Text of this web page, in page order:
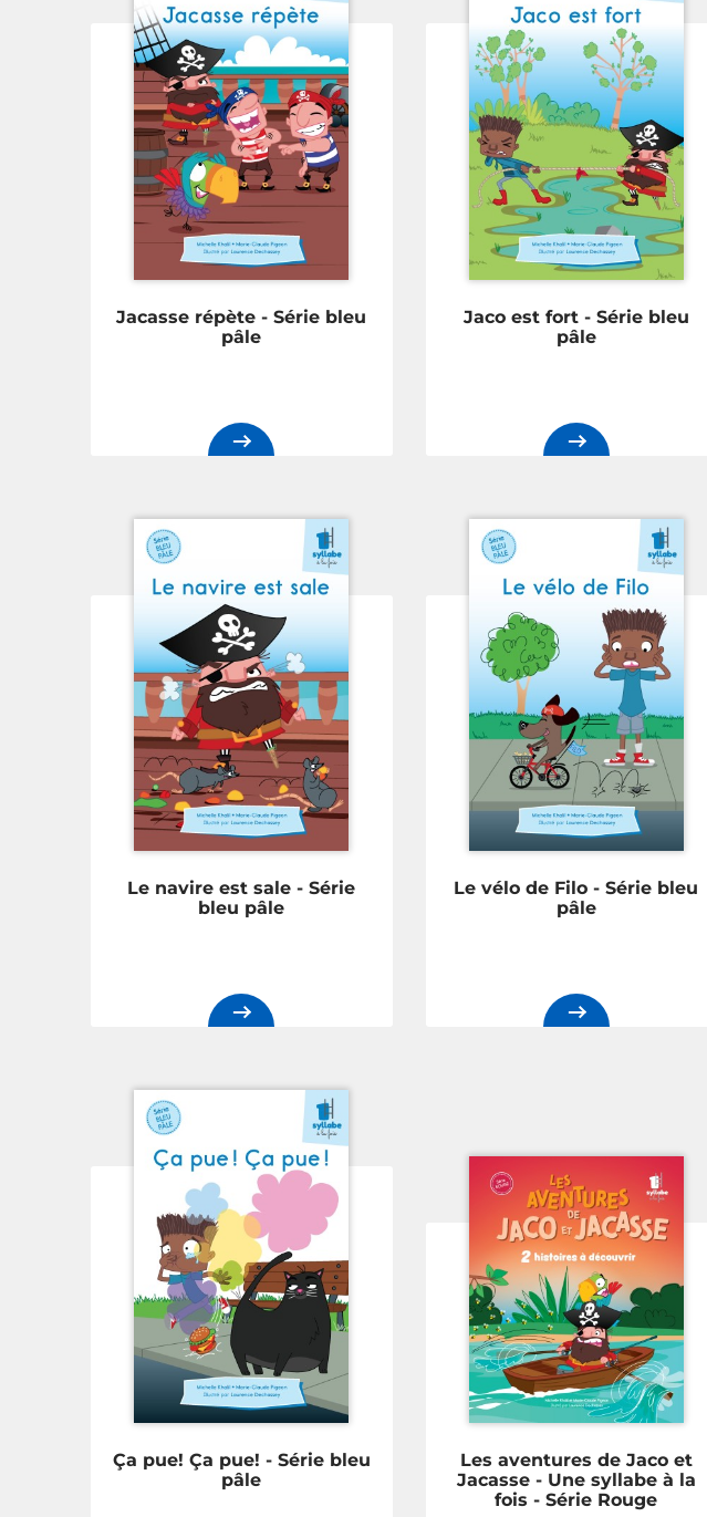
Jacasse répète - Série bleu
pâle
Jaco est fort - Série bleu
pâle
Le navire est sale - Série
bleu pâle
Le vélo de Filo - Série bleu
pâle
Ça pue! Ça pue! - Série bleu
pâle
Les aventures de Jaco et
Jacasse - Une syllabe à la
fois - Série Rouge